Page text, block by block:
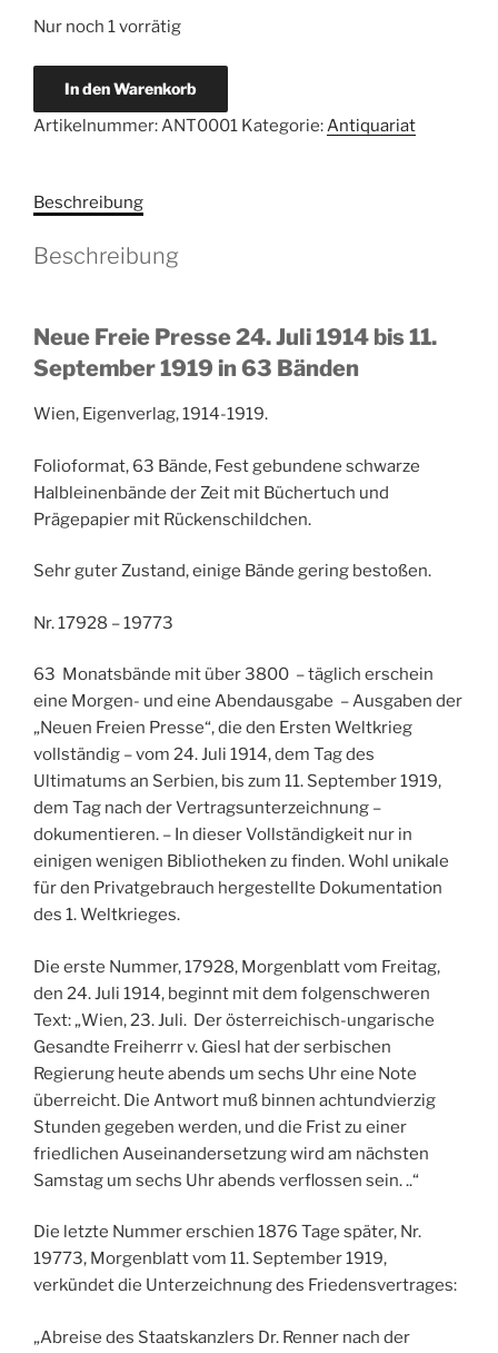
Nur noch 1 vorrätig
Presse
1919
1.
Menge
In den Warenkorb
Artikelnummer: ANT0001 Kategorie: Antiquariat
Beschreibung
Beschreibung
Neue Freie Presse 24. Juli 1914 bis 11.
September 1919 in 63 Bänden
Wien, Eigenverlag, 1914-1919.
Folioformat, 63 Bände, Fest gebundene schwarze
Halbleinenbände der Zeit mit Büchertuch und
Prägepapier mit Rückenschildchen.
Sehr guter Zustand, einige Bände gering bestoßen.
Nr. 17928 – 19773
63 Monatsbände mit über 3800 – täglich erschein
eine Morgen- und eine Abendausgabe – Ausgaben der
„Neuen Freien Presse“, die den Ersten Weltkrieg
vollständig – vom 24. Juli 1914, dem Tag des
Ultimatums an Serbien, bis zum 11. September 1919,
dem Tag nach der Vertragsunterzeichnung –
dokumentieren. – In dieser Vollständigkeit nur in
einigen wenigen Bibliotheken zu finden. Wohl unikale
für den Privatgebrauch hergestellte Dokumentation
des 1. Weltkrieges.
Die erste Nummer, 17928, Morgenblatt vom Freitag,
den 24. Juli 1914, beginnt mit dem folgenschweren
Text: „Wien, 23. Juli. Der österreichisch-ungarische
Gesandte Freiherrr v. Giesl hat der serbischen
Regierung heute abends um sechs Uhr eine Note
überreicht. Die Antwort muß binnen achtundvierzig
Stunden gegeben werden, und die Frist zu einer
friedlichen Auseinandersetzung wird am nächsten
Samstag um sechs Uhr abends verflossen sein. ..“
Die letzte Nummer erschien 1876 Tage später, Nr.
19773, Morgenblatt vom 11. September 1919,
verkündet die Unterzeichnung des Friedensvertrages:
„Abreise des Staatskanzlers Dr. Renner nach der